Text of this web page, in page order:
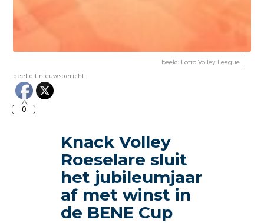
beeld: Lotto Volley League
deel dit nieuwsbericht:
0
Knack Volley
Roeselare sluit
het jubileumjaar
af met winst in
de BENE Cup